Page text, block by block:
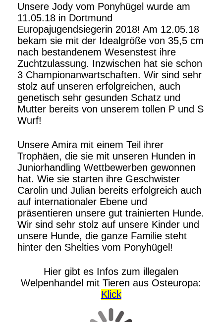
Unsere Jody vom Ponyhügel wurde am
11.05.18 in Dortmund
Europajugendsiegerin 2018! Am 12.05.18
bekam sie mit der Idealgröße von 35,5 cm
nach bestandenem Wesenstest ihre
Zuchtzulassung. Inzwischen hat sie schon
3 Championanwartschaften. Wir sind sehr
stolz auf unseren erfolgreichen, auch
genetisch sehr gesunden Schatz und
Mutter bereits von unserem tollen P und S
Wurf!
Unsere Amira mit einem Teil ihrer
Trophäen, die sie mit unseren Hunden in
Juniorhandling Wettbewerben gewonnen
hat. Wie sie starten ihre Geschwister
Carolin und Julian bereits erfolgreich auch
auf internationaler Ebene und
präsentieren unsere gut trainierten Hunde.
Wir sind sehr stolz auf unsere Kinder und
unsere Hunde, die ganze Familie steht
hinter den Shelties vom Ponyhügel!
Hier gibt es Infos zum illegalen
Welpenhandel mit Tieren aus Osteuropa:
Klick